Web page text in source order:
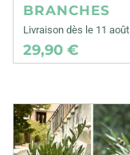
BRANCHES
Livraison dès le 11 août
29,90 €